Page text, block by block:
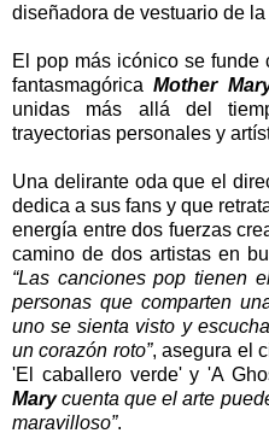
diseñadora de vestuario de
El pop más icónico se funde
fantasmagóricaMother
unidas más allá del
trayectorias personales y
Una delirante oda que el
dedica a sus fans y que
energía entre dos fuerzas
camino de dos artistas en
“Las canciones pop tienen
personas que comparten
uno se sienta visto y
un corazón roto”, asegura el
'El caballero verde' y 'A
Marycuenta que el arte
maravilloso”.